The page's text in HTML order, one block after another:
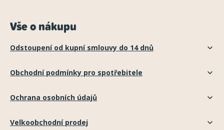
Vše o nákupu
Odstoupení od kupní smlouvy do 14 dnů
Obchodní podmínky pro spotřebitele
Ochrana osobních údajů
Velkoobchodní prodej